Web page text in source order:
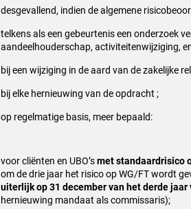
desgevallend, indien de algemene
telkens als een gebeurtenis een onderzoek
aandeelhouderschap, activiteitenwijziging,
bij een wijziging in de aard van de zakelijke
bij elke hernieuwing van de opdracht ;
op regelmatige basis, meer bepaald:
voor cliënten en UBO’smet standaardrisico
om de drie jaar het risico op WG/FT wordt
uiterlijk op 31 december van het derde
hernieuwing mandaat als commissaris);